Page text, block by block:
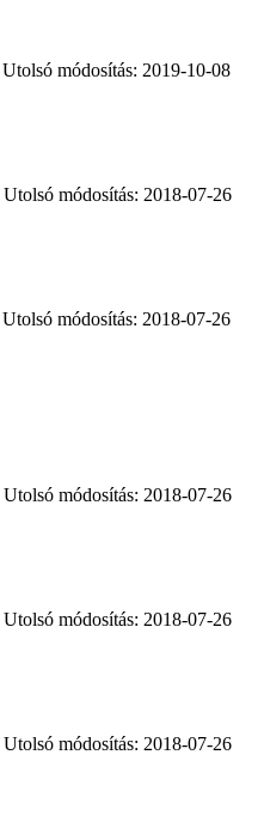
módosítás: 2019-10-08
módosítás: 2018-07-26
módosítás: 2018-07-26
módosítás: 2018-07-26
módosítás: 2018-07-26
módosítás: 2018-07-26